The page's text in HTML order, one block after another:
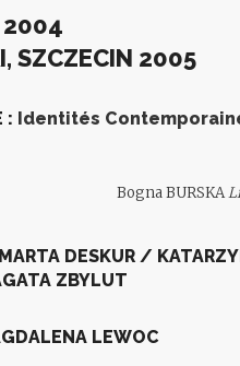
2004
SZCZECIN 2005
: Identités
Bogna BURSKA
DESKUR /
ZBYLUT
LEWOC